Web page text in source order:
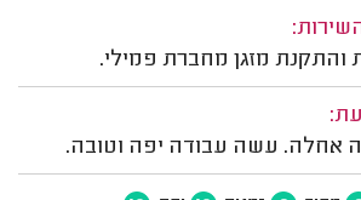
מזגן מחברת פמילי.
אחלה. עשה עבודה יפה וטובה.